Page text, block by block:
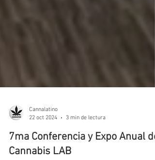
Cannalatino
22 oct 2024
3 min de lectura